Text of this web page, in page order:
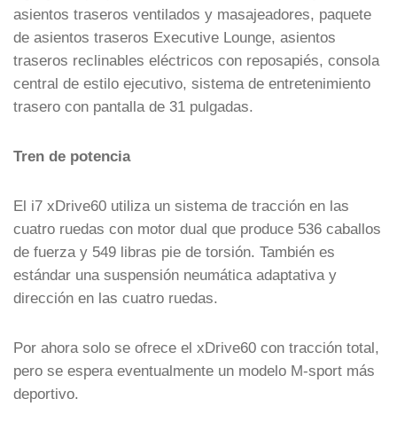
asientos traseros ventilados y masajeadores, paquete
de asientos traseros Executive Lounge, asientos
traseros reclinables eléctricos con reposapiés, consola
central de estilo ejecutivo, sistema de entretenimiento
trasero con pantalla de 31 pulgadas.
Tren de potencia
El i7 xDrive60 utiliza un sistema de tracción en las
cuatro ruedas con motor dual que produce 536 caballos
de fuerza y 549 libras pie de torsión. También es
estándar una suspensión neumática adaptativa y
dirección en las cuatro ruedas.
Por ahora solo se ofrece el xDrive60 con tracción total,
pero se espera eventualmente un modelo M-sport más
deportivo.